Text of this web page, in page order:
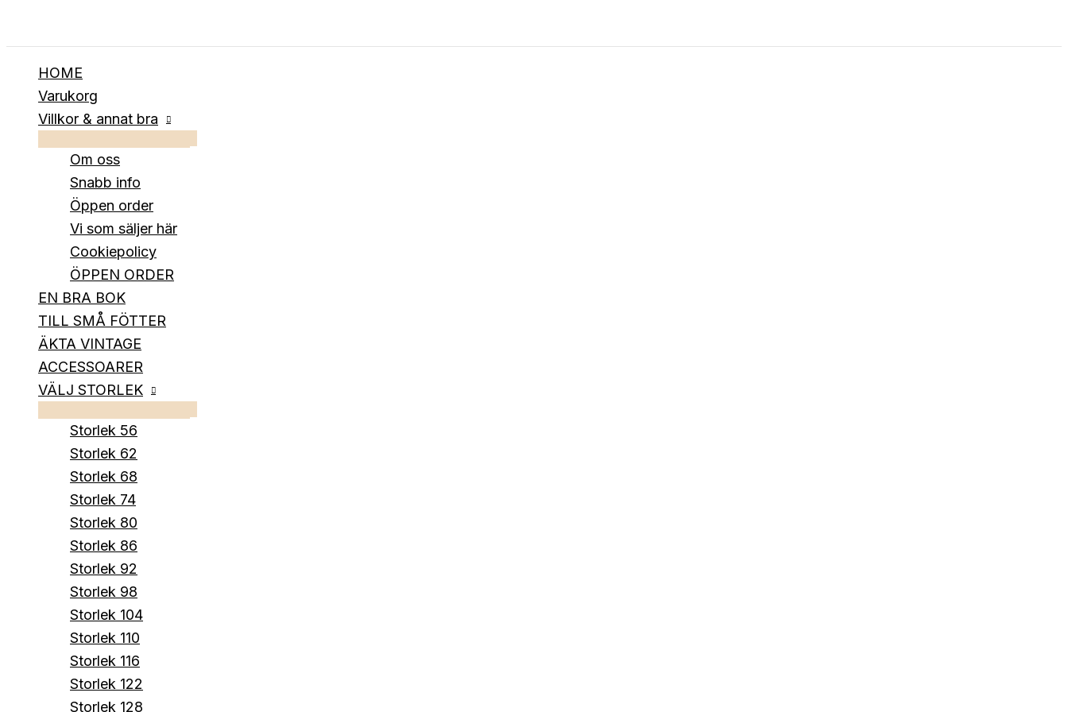
HOME
Varukorg
Villkor & annat bra
Om oss
Snabb info
Öppen order
Vi som säljer här
Cookiepolicy
ÖPPEN ORDER
EN BRA BOK
TILL SMÅ FÖTTER
ÄKTA VINTAGE
ACCESSOARER
VÄLJ STORLEK
Storlek 56
Storlek 62
Storlek 68
Storlek 74
Storlek 80
Storlek 86
Storlek 92
Storlek 98
Storlek 104
Storlek 110
Storlek 116
Storlek 122
Storlek 128